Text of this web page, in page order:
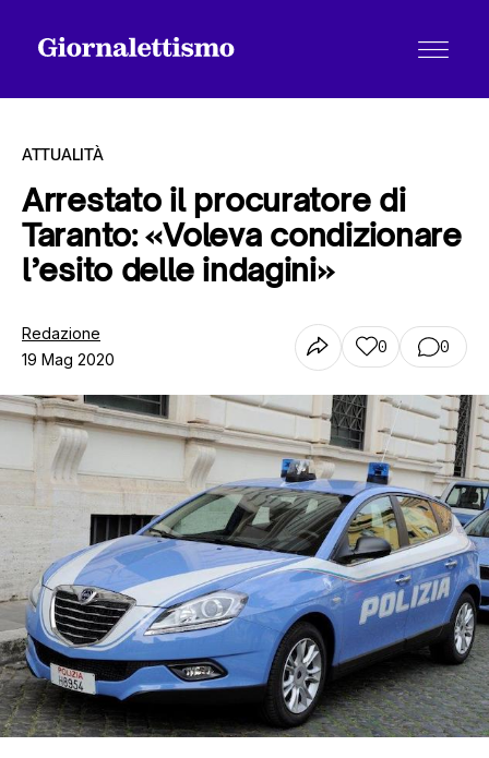
Tutti gli articoli
Chi siamo
Contatti
ATTUALITÀ
Arrestato il procuratore di
Taranto: «Voleva condizionare
l’esito delle indagini»
Redazione
19 Mag 2020
0 0